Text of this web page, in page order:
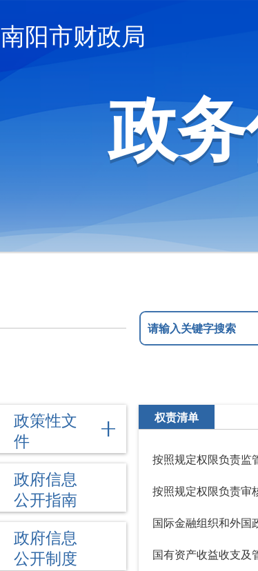
南阳市财政局
政
政策性文
件
政府信息
公开指南
政府信息
公开制度
权责清单
按照规定权限负责监
国际金融组织和外国
国有资产收益收支及